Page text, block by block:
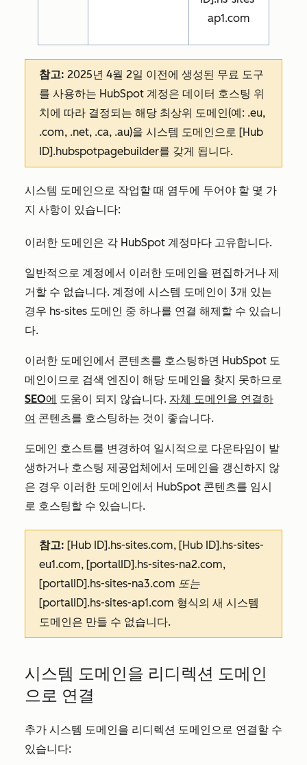
ap1.com
참고: 2025년 4월 2일 이전에 생성된 무료 도구
를 사용하는 HubSpot 계정은 데이터 호스팅 위
치에 따라 결정되는 해당 최상위 도메인(예: .eu,
.com, .net, .ca, .au)을 시스템 도메인으로 [Hub
ID].hubspotpagebuilder를 갖게 됩니다.
시스템 도메인으로 작업할 때 염두에 두어야 할 몇 가
지 사항이 있습니다:
이러한 도메인은 각 HubSpot 계정마다 고유합니다.
일반적으로 계정에서 이러한 도메인을 편집하거나 제
거할 수 없습니다. 계정에 시스템 도메인이 3개 있는
경우 hs-sites 도메인 중 하나를 연결 해제할 수 있습니
다.
이러한 도메인에서 콘텐츠를 호스팅하면 HubSpot 도
메인이므로 검색 엔진이 해당 도메인을 찾지 못하므로
SEO에 도움이 되지 않습니다. 자체 도메인을 연결하
여 콘텐츠를 호스팅하는 것이 좋습니다.
도메인 호스트를 변경하여 일시적으로 다운타임이 발
생하거나 호스팅 제공업체에서 도메인을 갱신하지 않
은 경우 이러한 도메인에서 HubSpot 콘텐츠를 임시
로 호스팅할 수 있습니다.
참고: [Hub ID].hs-sites.com, [Hub ID].hs-sites-
eu1.com, [portalID].hs-sites-na2.com,
[portalID].hs-sites-na3.com 또는
[portalID].hs-sites-ap1.com 형식의 새 시스템
도메인은 만들 수 없습니다.
시스템 도메인을 리디렉션 도메인
으로 연결
추가 시스템 도메인을 리디렉션 도메인으로 연결할 수
있습니다: